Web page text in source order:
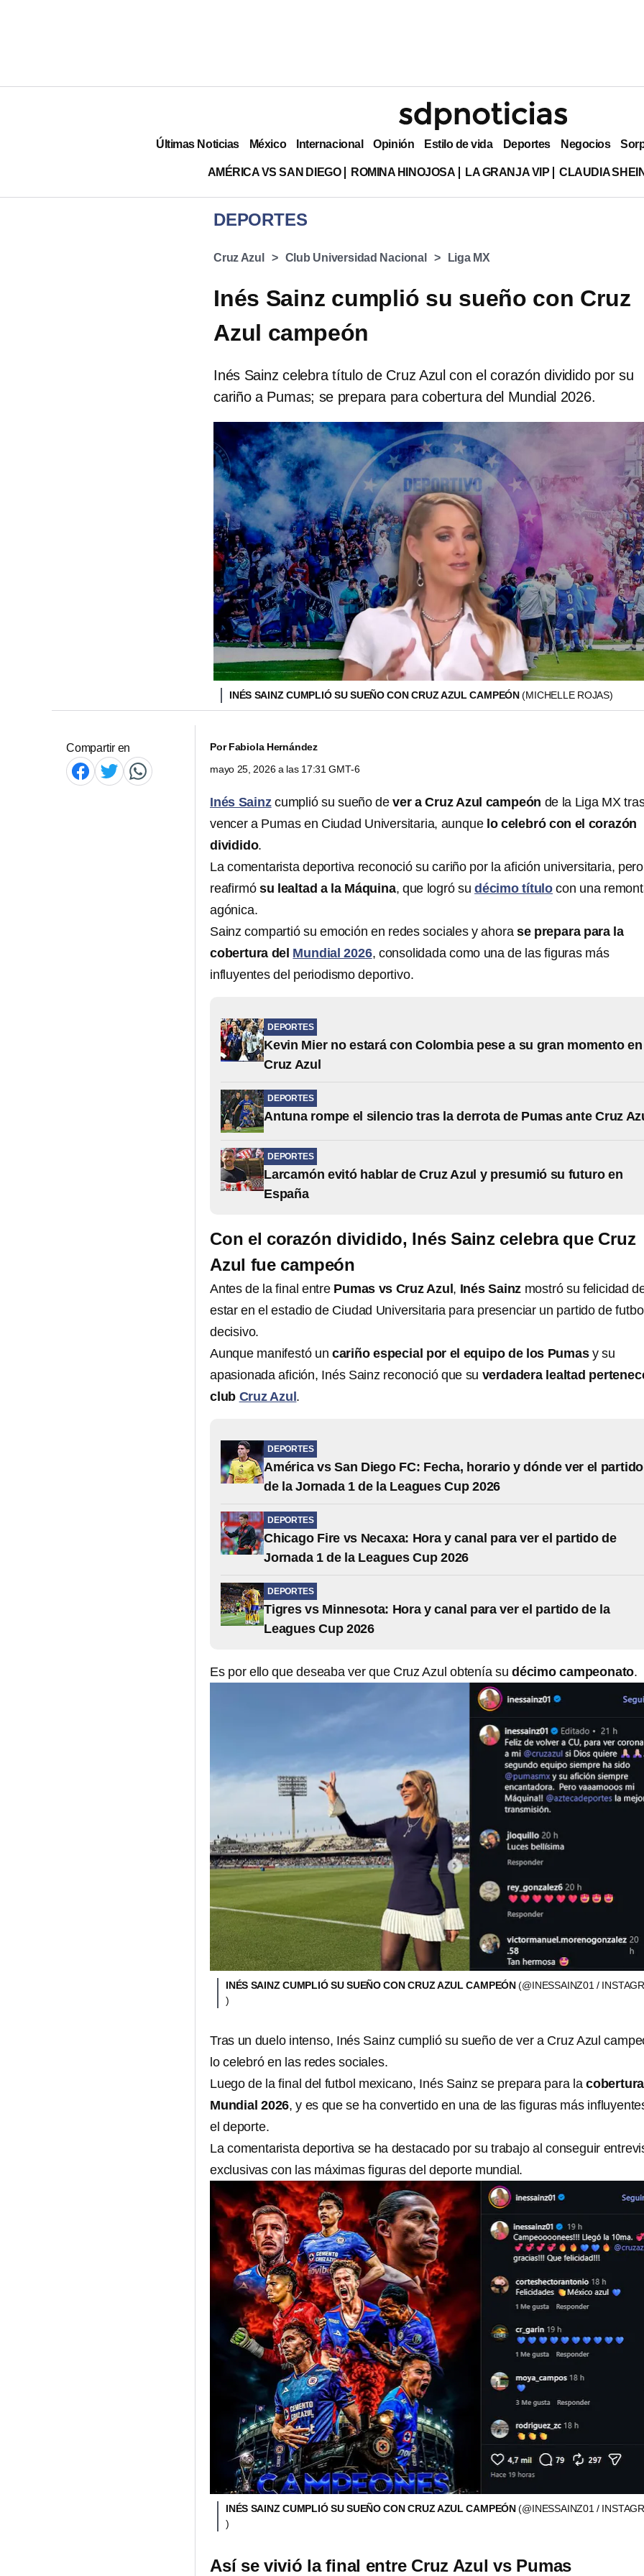
Últimas Noticias México Internacional Opinión Estilo de vida Deportes Negocios
AMÉRICA VS SAN DIEGO ROMINA HINOJOSA LA GRANJA VIP CLAUDIA
DEPORTES
Cruz Azul Club Universidad Nacional Liga MX
Inés Sainz cumplió su sueño con Cruz
Azul campeón
Inés Sainz celebra título de Cruz Azul con el corazón dividido por su
cariño a Pumas; se prepara para cobertura del Mundial 2026.
INÉS SAINZ CUMPLIÓ SU SUEÑO CON CRUZ AZUL CAMPEÓN(MICHELLE ROJAS)
Compartir en PorFabiola Hernández
mayo 25, 2026 a las 17:31 GMT-6
Inés Sainzcumplió su sueño dever a Cruz Azul campeón de la Liga MX
vencer a Pumas en Ciudad Universitaria, aunque lo celebró con el corazón
dividido.
La comentarista deportiva reconoció su cariño por la afición universitaria, pero
reafirmó su lealtad a la Máquina, que logró sudécimo título con una
agónica.
Sainz compartió su emoción en redes sociales y ahora se prepara para la
cobertura del Mundial 2026, consolidada como una de las figuras más
influyentes del periodismo deportivo.
DEPORTES
Kevin Mier no estará con Colombia pese a su gran momento en
Cruz Azul
DEPORTES
Antuna rompe el silencio tras la derrota de Pumas ante Cruz
DEPORTES
Larcamón evitó hablar de Cruz Azul y presumió su futuro en
España
Con el corazón dividido, Inés Sainz celebra que Cruz
Azul fue campeón
Antes de la final entre Pumas vs Cruz Azul , Inés Sainz mostró su felicidad
estar en el estadio de Ciudad Universitaria para presenciar un partido de
decisivo.
Aunque manifestó un cariño especial por el equipo de los Pumasy su
apasionada afición, Inés Sainz reconoció que su verdadera lealtad
club Cruz Azul .
DEPORTES
América vs San Diego FC: Fecha, horario y dónde ver el partido
de la Jornada 1 de la Leagues Cup 2026
DEPORTES
Chicago Fire vs Necaxa: Hora y canal para ver el partido de
Jornada 1 de la Leagues Cup 2026
DEPORTES
Tigres vs Minnesota: Hora y canal para ver el partido de la
Leagues Cup 2026
Es por ello que deseaba ver que Cruz Azul obtenía su décimo campeonato.
INÉS SAINZ CUMPLIÓ SU SUEÑO CON CRUZ AZUL CAMPEÓN(@INESSAINZ01 /
)
Tras un duelo intenso, Inés Sainz cumplió su sueño de ver a Cruz Azul
lo celebró en las redes sociales.
Luego de la final del futbol mexicano, Inés Sainz se prepara para la
Mundial 2026, y es que se ha convertido en una de las figuras más
el deporte.
La comentarista deportiva se ha destacado por su trabajo al conseguir
exclusivas con las máximas figuras del deporte mundial.
INÉS SAINZ CUMPLIÓ SU SUEÑO CON CRUZ AZUL CAMPEÓN(@INESSAINZ01 /
)
Así se vivió la final entre Cruz Azul vs Pumas